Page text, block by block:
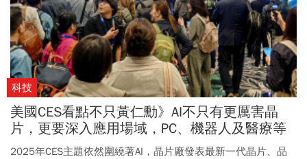
科技
美國CES看點不只黃仁勳》AI不只有更厲害晶
片，更要深入應用場域，PC、機器人及醫療等
三大領域
2025年CES主題依然圍繞著AI，晶片廠發表最新一代晶片、品